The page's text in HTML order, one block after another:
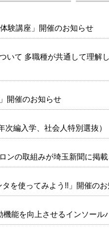
験講座」開催のお知らせ
いて 多職種が共通して理解
開催のお知らせ
編入学、社会人特別選抜）
ンの取組みが埼玉新聞に掲
を使ってみよう!!」開催の
能を向上させるインソール